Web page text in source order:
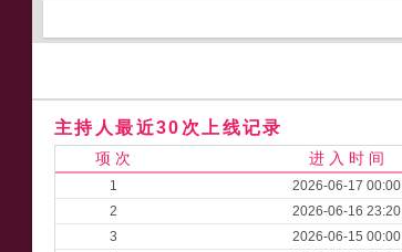
主持人最近30次上线记录
项 次 进 入 时 间
1 2026-06-17 00:00
2
2026-06-16 23:20
3
2026-06-15 00:00